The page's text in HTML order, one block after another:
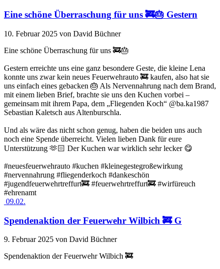
Eine schöne Überraschung für uns 🚒🎂 Gestern
10. Februar 2025 von David Büchner
Eine schöne Überraschung für uns 🚒🎂
Gestern erreichte uns eine ganz besondere Geste, die kleine Lena
konnte uns zwar kein neues Feuerwehrauto 🚒 kaufen, also hat sie
uns einfach eines gebacken 🎂 Als Nervennahrung nach dem Brand,
mit einem lieben Brief, brachte sie uns den Kuchen vorbei –
gemeinsam mit ihrem Papa, dem „Fliegenden Koch“ @ba.ka1987
Sebastian Kaletsch aus Altenburschla.
Und als wäre das nicht schon genug, haben die beiden uns auch
noch eine Spende überreicht. Vielen lieben Dank für eure
Unterstützung 🫶🏻 Der Kuchen war wirklich sehr lecker 😋
#neuesfeuerwehrauto #kuchen #kleinegestegroßewirkung
#nervennahrung #fliegenderkoch #dankeschön
#jugendfeuerwehrtreffurt🚒 #feuerwehrtreffurt🚒 #wirfüreuch
#ehrenamt
09.02.
Spendenaktion der Feuerwehr Wilbich 🚒 G
9. Februar 2025 von David Büchner
Spendenaktion der Feuerwehr Wilbich 🚒